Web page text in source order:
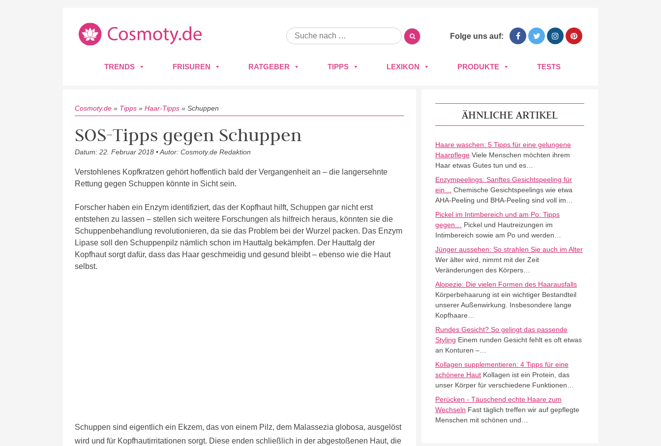
Folge uns auf:
TRENDS FRISUREN RATGEBER TIPPS LEXIKON PRODUKTE TESTS
Cosmoty.de » Tipps » Haar-Tipps » Schuppen
SOS-Tipps gegen Schuppen
Datum: 22. Februar 2018 • Autor: Cosmoty.de Redaktion
Verstohlenes Kopfkratzen gehört hoffentlich bald der Vergangenheit an – die langersehnte
Rettung gegen Schuppen könnte in Sicht sein.
Forscher haben ein Enzym identifiziert, das der Kopfhaut hilft, Schuppen gar nicht erst
entstehen zu lassen – stellen sich weitere Forschungen als hilfreich heraus, könnten sie die
Schuppenbehandlung revolutionieren, da sie das Problem bei der Wurzel packen. Das Enzym
Lipase soll den Schuppenpilz nämlich schon im Hauttalg bekämpfen. Der Hauttalg der
Kopfhaut sorgt dafür, dass das Haar geschmeidig und gesund bleibt – ebenso wie die Haut
selbst.
Schuppen sind eigentlich ein Ekzem, das von einem Pilz, dem Malassezia globosa, ausgelöst
wird und für Kopfhautirritationen sorgt. Diese enden schließlich in der abgestoßenen Haut, die
ÄHNLICHE ARTIKEL
Haare waschen: 5 Tipps für eine gelungene
HaarpflegeViele Menschen möchten ihrem
Haar etwas Gutes tun und es…
Enzympeelings: Sanftes Gesichtspeeling für
ein…
Chemische Gesichtspeelings wie etwa
AHA-Peeling und BHA-Peeling sind voll im…
Pickel im Intimbereich und am Po: Tipps
gegen…
Pickel und Hautreizungen im
Intimbereich sowie am Po und werden…
Jünger aussehen: So strahlen Sie auch im Alter
Wer älter wird, nimmt mit der Zeit
Veränderungen des Körpers…
Alopezie: Die vielen Formen des Haarausfalls
Körperbehaarung ist ein wichtiger Bestandteil
unserer Außenwirkung. Insbesondere lange
Kopfhaare…
Rundes Gesicht? So gelingt das passende
Styling Einem runden Gesicht fehlt es oft etwas
an Konturen –…
Kollagen supplementieren: 4 Tipps für eine
schönere HautKollagen ist ein Protein, das
unser Körper für verschiedene Funktionen…
Perücken - Täuschend echte Haare zum
Wechseln Fast täglich treffen wir auf gepflegte
Menschen mit schönen und…